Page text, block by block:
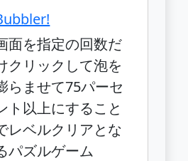
面を指定の回数だ
クリックして泡を
らませて75パーセ
ト以上にすること
レベルクリアとな
パズルゲーム